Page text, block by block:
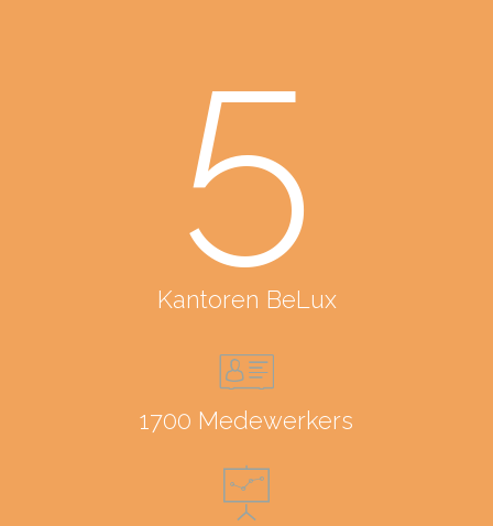
5
Kantoren BeLux
1700 Medewerkers